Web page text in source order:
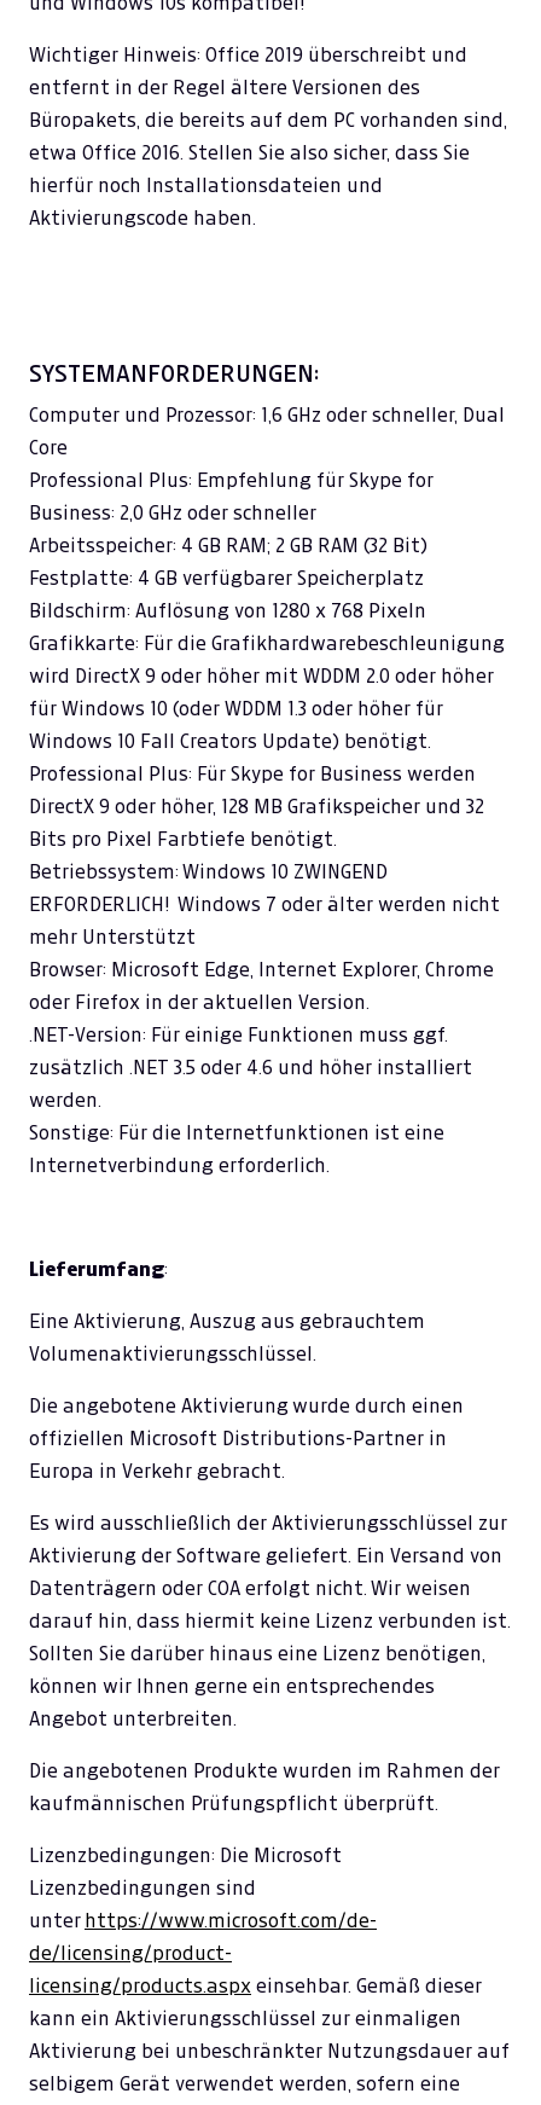
Wichtiger Hinweis: Office 2019 überschreibt und
entfernt in der Regel ältere Versionen des
Büropakets, die bereits auf dem PC vorhanden sind,
etwa Office 2016. Stellen Sie also sicher, dass Sie
hierfür noch Installationsdateien und
Aktivierungscode haben.
SYSTEMANFORDERUNGEN:
Computer und Prozessor: 1,6 GHz oder schneller, Dual
Core
Professional Plus: Empfehlung für Skype for
Business: 2,0 GHz oder schneller
Arbeitsspeicher: 4 GB RAM; 2 GB RAM (32 Bit)
Festplatte: 4 GB verfügbarer Speicherplatz
Bildschirm: Auflösung von 1280 x 768 Pixeln
Grafikkarte: Für die Grafikhardwarebeschleunigung
wird DirectX 9 oder höher mit WDDM 2.0 oder höher
für Windows 10 (oder WDDM 1.3 oder höher für
Windows 10 Fall Creators Update) benötigt.
Professional Plus: Für Skype for Business werden
DirectX 9 oder höher, 128 MB Grafikspeicher und 32
Bits pro Pixel Farbtiefe benötigt.
Betriebssystem: Windows 10 ZWINGEND
ERFORDERLICH! Windows 7 oder älter werden nicht
mehr Unterstützt
Browser: Microsoft Edge, Internet Explorer, Chrome
oder Firefox in der aktuellen Version.
.NET-Version: Für einige Funktionen muss ggf.
zusätzlich .NET 3.5 oder 4.6 und höher installiert
werden.
Sonstige: Für die Internetfunktionen ist eine
Internetverbindung erforderlich.
Lieferumfang:
Eine Aktivierung, Auszug aus gebrauchtem
Volumenaktivierungsschlüssel.
Die angebotene Aktivierung wurde durch einen
offiziellen Microsoft Distributions-Partner in
Europa in Verkehr gebracht.
Es wird ausschließlich der Aktivierungsschlüssel zur
Aktivierung der Software geliefert. Ein Versand von
Datenträgern oder COA erfolgt nicht. Wir weisen
darauf hin, dass hiermit keine Lizenz verbunden ist.
Sollten Sie darüber hinaus eine Lizenz benötigen,
können wir Ihnen gerne ein entsprechendes
Angebot unterbreiten.
Die angebotenen Produkte wurden im Rahmen der
kaufmännischen Prüfungspflicht überprüft.
Lizenzbedingungen: Die Microsoft
Lizenzbedingungen sind
unter https://www.microsoft.com/de-
de/licensing/product-
licensing/products.aspx einsehbar. Gemäß dieser
kann ein Aktivierungsschlüssel zur einmaligen
Aktivierung bei unbeschränkter Nutzungsdauer auf
selbigem Gerät verwendet werden, sofern eine